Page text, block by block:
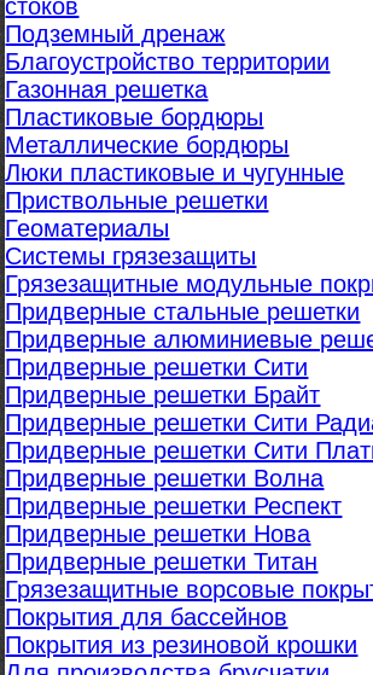
стоков
Подземный дренаж
Благоустройство территории
Газонная решетка
Пластиковые бордюры
Металлические бордюры
Люки пластиковые и чугунные
Приствольные решетки
Геоматериалы
Системы грязезащиты
Грязезащитные модульные
Придверные стальные решетки
Придверные алюминиевые
Придверные решетки Сити
Придверные решетки Брайт
Придверные решетки Сити
Придверные решетки Сити
Придверные решетки Волна
Придверные решетки Респект
Придверные решетки Нова
Придверные решетки Титан
Грязезащитные ворсовые
Покрытия для бассейнов
Покрытия из резиновой крошки